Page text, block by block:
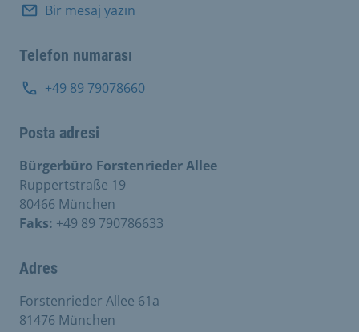
Bir mesaj yazın
Telefon numarası
+49 89 79078660
Posta adresi
Bürgerbüro Forstenrieder Allee
Ruppertstraße 19
80466 München
Faks: +49 89 790786633
Adres
Forstenrieder Allee 61a
81476 München